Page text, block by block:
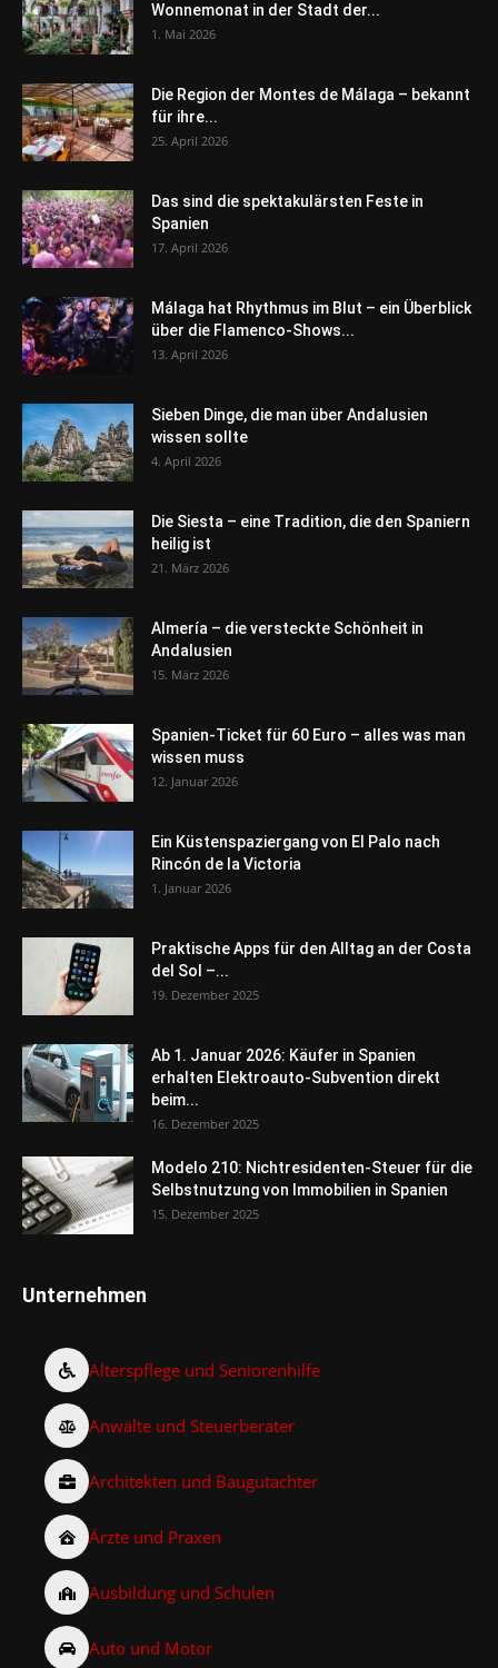
Wonnemonat in der Stadt der...
1. Mai 2026
Die Region der Montes de Málaga – bekannt
für ihre...
25. April 2026
Das sind die spektakulärsten Feste in
Spanien
17. April 2026
Málaga hat Rhythmus im Blut – ein Überblick
über die Flamenco-Shows...
13. April 2026
Sieben Dinge, die man über Andalusien
wissen sollte
4. April 2026
Die Siesta – eine Tradition, die den Spaniern
heilig ist
21. März 2026
Almería – die versteckte Schönheit in
Andalusien
15. März 2026
Spanien-Ticket für 60 Euro – alles was man
wissen muss
12. Januar 2026
Ein Küstenspaziergang von El Palo nach
Rincón de la Victoria
1. Januar 2026
Praktische Apps für den Alltag an der Costa
del Sol –...
19. Dezember 2025
Ab 1. Januar 2026: Käufer in Spanien
erhalten Elektroauto-Subvention direkt
beim...
16. Dezember 2025
Modelo 210: Nichtresidenten-Steuer für die
Selbstnutzung von Immobilien in Spanien
15. Dezember 2025
Unternehmen
Alterspflege und Seniorenhilfe
Anwälte und Steuerberater
Architekten und Baugutachter
Ärzte und Praxen
Ausbildung und Schulen
Auto und Motor